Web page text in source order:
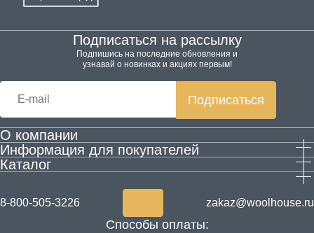
О компании
Производство
Контактная информация
Акции
Информация для покупателей
Гарантия и возврат
Согласие на обработку персональных данных
Согласие на получение рекламы
Каталог
Одежда
Товары для здоровья из шерсти
Подписаться на рассылку
Подпишись на последние обновления и
узнавай о новинках и акциях первым!
Подписаться
8-800-505-3226 zakaz@woolhouse.ru
Способы оплаты: